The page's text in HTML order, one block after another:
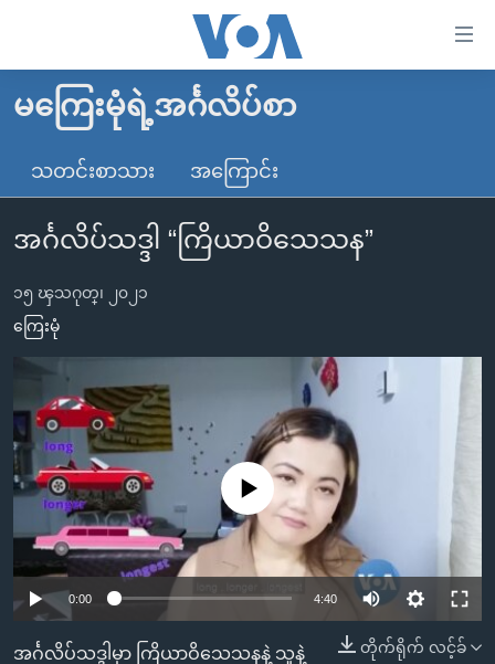
လွယ်ကူ
သည့်
များ
ပင်မ
အကြောင်းအရာ
ကြည့်
ရန်
ပင်မ
အ
ညွန်း
စာမျက်နှာ
ကျော်
ကြည့်
မူလစာမျက်နှာ
ကမ္ဘာ့သတင်းများ
နိုင်ငံတကာ
တရုတ်
အစ္စရေး-ပါလက်စတိုင်း
ဗွီဒီယို
ရပ်ဝန်းတခု လမ်းတခု အလွန်
အင်္ဂလိပ်စာလေ့လာမယ်
အမေရိကန်သုံးအီဒီယံ
မကြေးမုံရဲ့ အင်္ဂလိပ်စာ
ရုပ်ရှင်ထဲက အင်္ဂလိပ်စာ
သုတပဒေသာ အင်္ဂလိပ်စာ
အပတ်စဉ်ကဏ္ဍများ
ရေဒီယို
တီဗွီ
ရေဒီယိုနှင့်ရုပ်သံ အချက်အလက်များ
ရေဒီယို/တီဗွီအစီအစဉ်
Learning English
ဗွီအိုအေ လူမှုကွန်ယက်များ
မကြေးမုံရဲ့အင်္ဂလိပ်စာ
သတင်းစာသား အကြောင်း
အင်္ဂလိပ်သဒ္ဒါ “ကြိယာဝိသေသန”
၁၅ ၾသဂုတ္၊ ၂၀၂၁
ကြေးမုံ
No media source currently available
0:00 4:40
တိုက်ရိုက် လင့်ခ်
အင်္ဂလိပ်သဒ္ဒါမှာ ကြိယာဝိသေသနနဲ့ သူနဲ့